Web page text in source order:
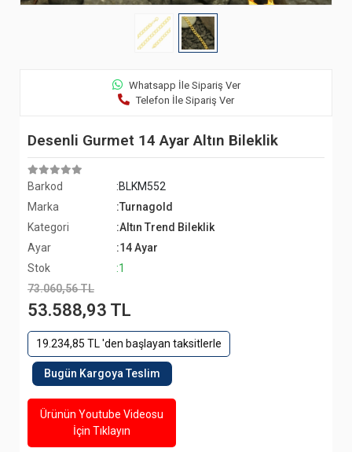
Whatsapp İle Sipariş Ver
Telefon İle Sipariş Ver
Desenli Gurmet 14 Ayar Altın Bileklik
Barkod
:BLKM552
Marka
:Turnagold
Kategori
:Altın Trend Bileklik
Ayar
:14 Ayar
Stok
:1
73.060,56 TL
53.588,93 TL
19.234,85 TL 'den başlayan taksitlerle
Bugün Kargoya Teslim
Ürünün Youtube Videosu
İçin Tıklayın